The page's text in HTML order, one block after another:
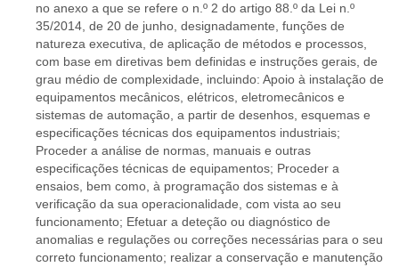
no anexo a que se refere o n.º 2 do artigo 88.º da Lei n.º
35/2014, de 20 de junho, designadamente, funções de
natureza executiva, de aplicação de métodos e processos,
com base em diretivas bem definidas e instruções gerais, de
grau médio de complexidade, incluindo: Apoio à instalação de
equipamentos mecânicos, elétricos, eletromecânicos e
sistemas de automação, a partir de desenhos, esquemas e
especificações técnicas dos equipamentos industriais;
Proceder a análise de normas, manuais e outras
especificações técnicas de equipamentos; Proceder a
ensaios, bem como, à programação dos sistemas e à
verificação da sua operacionalidade, com vista ao seu
funcionamento; Efetuar a deteção ou diagnóstico de
anomalias e regulações ou correções necessárias para o seu
correto funcionamento; realizar a conservação e manutenção